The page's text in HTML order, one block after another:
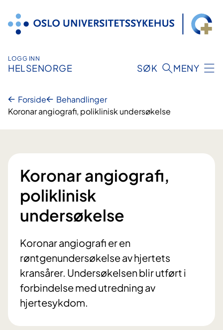
innhold
LOGG INN
HELSENORGE SØK MENY
Forside
Behandlinger
Koronar angiografi, poliklinisk undersøkelse
Koronar angiografi,
poliklinisk
undersøkelse
Koronar angiografi er en
røntgenundersøkelse av hjertets
kransårer. Undersøkelsen blir utført i
forbindelse med utredning av
hjertesykdom.